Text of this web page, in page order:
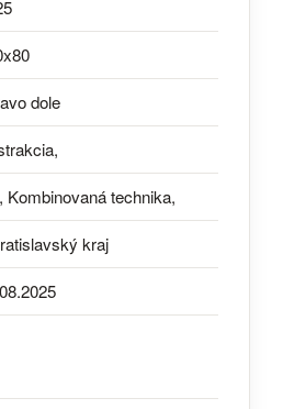
dole
Kombinovaná technika,
kraj